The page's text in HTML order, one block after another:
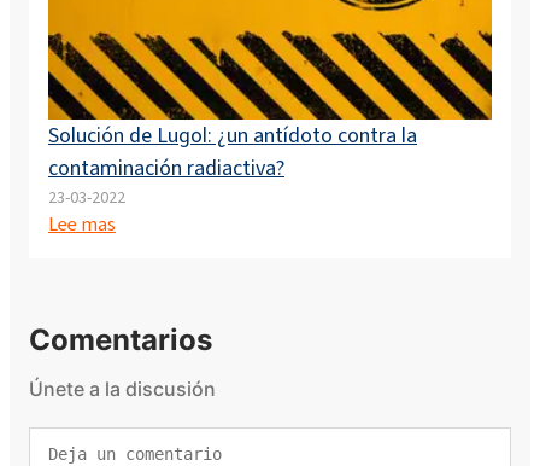
Solución de Lugol: ¿un antídoto contra la
contaminación radiactiva?
23-03-2022
Lee mas
Comentarios
Únete a la discusión